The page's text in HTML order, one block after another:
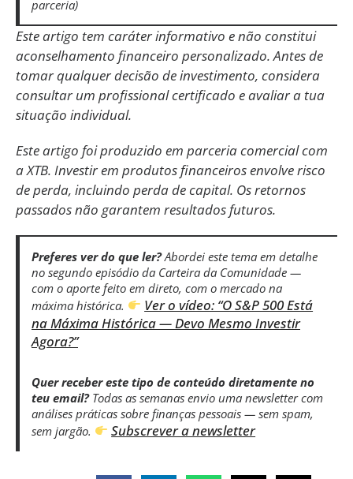
parceria)
Este artigo tem caráter informativo e não constitui
aconselhamento financeiro personalizado. Antes de
tomar qualquer decisão de investimento, considera
consultar um profissional certificado e avaliar a tua
situação individual.
Este artigo foi produzido em parceria comercial com
a XTB. Investir em produtos financeiros envolve risco
de perda, incluindo perda de capital. Os retornos
passados não garantem resultados futuros.
Preferes ver do que ler?Abordei este tema em detalhe
no segundo episódio da Carteira da Comunidade —
com o aporte feito em direto, com o mercado na
máxima histórica.
Ver o vídeo: “O S&P 500 Está
na Máxima Histórica — Devo Mesmo Investir
Agora?”
Quer receber este tipo de conteúdo diretamente no
teu email?Todas as semanas envio uma newsletter com
análises práticas sobre finanças pessoais — sem spam,
sem jargão.
Subscrever a newsletter